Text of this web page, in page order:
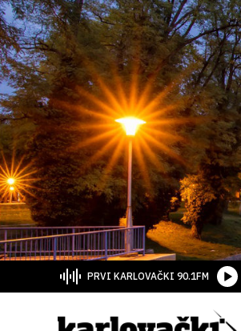
PRVI KARLOVAČKI 90.1FM